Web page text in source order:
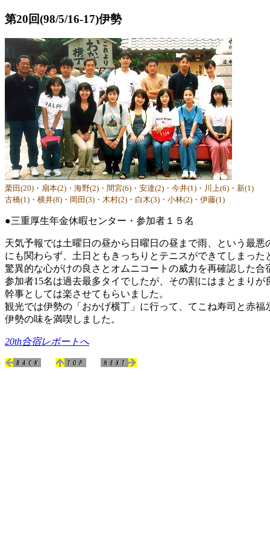
第20回(98/5/16-17)伊勢
栗田(20)・扇本(2)・海野(2)・間宮(6)・安達(2)・今井(1)・川上(6)・新(1)
古橋(1)・横井(8)・岡田(3)・木村(2)・白木(3)・小林(2)・伊藤(1)
●三重厚生年金休暇センター・参加者１５名
天気予報では土曜日の昼から日曜日の昼まで雨、という最悪
にも関わらず、土日ともきっちりとテニスができてしまった
驚異的な心がけの良さとオムニコートの威力を再確認した合
参加者15名は過去最多タイでしたが、その割にはまとまりが
幹事としては楽させてもらいました。
観光では伊勢の「おかげ横丁」に行って、てこね寿司と赤福
伊勢の味を満喫しました。
20th合宿レポートへ